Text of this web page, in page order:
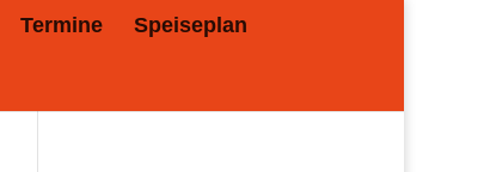
Termine
Speiseplan